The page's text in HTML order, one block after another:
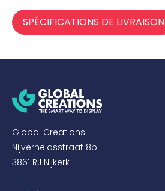
SPÉCIFICATIONS DE LIVRAISON
Global Creations
Nijverheidsstraat 8b
3861 RJ Nijkerk